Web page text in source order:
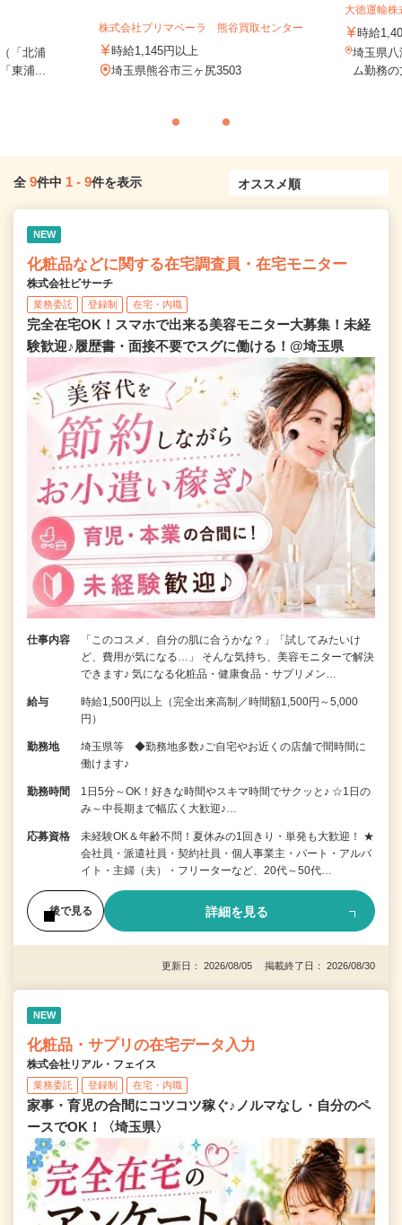
「北浦
東浦...
株式会社プリマベーラ 熊谷買取センター
時給1,145円以上
埼玉県熊谷市三ヶ尻3503
大徳運輸株
時給
埼玉県
ム勤務
全 9件中 1 - 9件を表示
NEW
化粧品などに関する在宅調査員・在宅モニター
株式会社ビサーチ
業務委託 登録制 在宅・内職
完全在宅OK！スマホで出来る美容モニター大募集！未経
験歓迎♪履歴書・面接不要でスグに働ける！@埼玉県
仕事内容
「このコスメ、自分の肌に合うかな？」「試してみたいけ
ど、費用が気になる…」 そんな気持ち、美容モニターで解決
できます♪ 気になる化粧品・健康食品・サプリメン…
給与
時給1,500円以上（完全出来高制／時間額1,500円～5,000
円）
勤務地
埼玉県等 ◆勤務地多数♪ご自宅やお近くの店舗で間時間に
働けます♪
勤務時間
1日5分～OK！好きな時間やスキマ時間でサクッと♪ ☆1日の
み～中長期まで幅広く大歓迎♪…
応募資格
未経験OK＆年齢不問！夏休みの1回きり・単発も大歓迎！ ★
会社員・派遣社員・契約社員・個人事業主・パート・アルバ
イト・主婦（夫）・フリーターなど、20代～50代…
後で見る 詳細を見る
更新日： 2026/08/05 掲載終了日： 2026/08/30
NEW
化粧品・サプリの在宅データ入力
株式会社リアル・フェイス
業務委託 登録制 在宅・内職
家事・育児の合間にコツコツ稼ぐ♪ノルマなし・自分のペ
ースでOK！〈埼玉県〉